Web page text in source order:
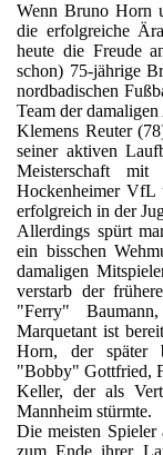
Wenn Bruno Horn
die erfolgreiche
heute die Freude
schon) 75-jährige
nordbadischen
Team der
Klemens Reuter
seiner aktiven
Meisterschaft
Hockenheimer VfL
erfolgreich in der
Allerdings spürt
ein bisschen
damaligen
verstarb der
"Ferry"
Marquetant ist
Horn, der später
"Bobby" Gottfried,
Keller, der als
Mannheim stürmte.
Die meisten Spieler